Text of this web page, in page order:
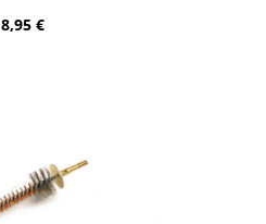
Regulärer Preis:
8,95 €